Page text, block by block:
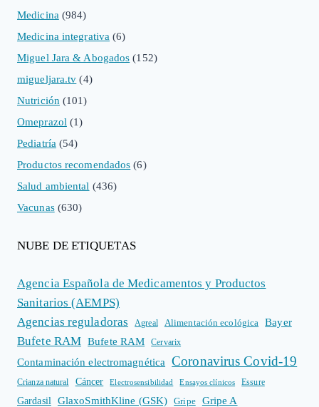
Medicina (984)
Medicina integrativa (6)
Miguel Jara & Abogados (152)
migueljara.tv (4)
Nutrición (101)
Omeprazol (1)
Pediatría (54)
Productos recomendados (6)
Salud ambiental (436)
Vacunas(630)
NUBE DE ETIQUETAS
Agencia Española de Medicamentos y Productos
Sanitarios (AEMPS)
Agencias reguladoras
Agreal Alimentación ecológica Bayer
Bufete RAM Bufete RAM Cervarix
Contaminación electromagnética Coronavirus Covid-19
Crianza natural Cáncer Electrosensibilidad Ensayos clínicos Essure
Gardasil GlaxoSmithKline (GSK) Gripe Gripe A